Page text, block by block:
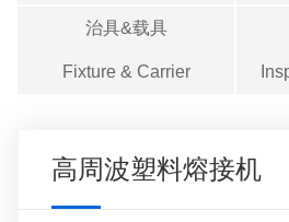
治具&载具
Fixture & Carrier
高周波塑料熔接机